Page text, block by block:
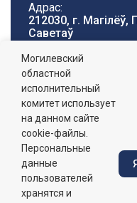
Адрас:
212030, г.
Саветаў
Тэлефон гарачай
лініі:
8 (0222) 71-32-55
Графік работы:
пн-пт: 8.00 - 17.00,
абедзенны
Сайт
інфармацыйных
Могилевский
областной
исполнительный
комитет использует
на данном сайте
cookie-файлы.
Персональные
данные
пользователей
хранятся и